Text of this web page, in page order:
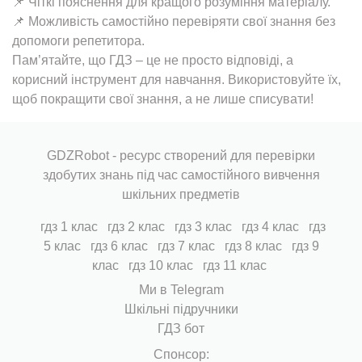
📌 Можливість самостійно перевіряти свої знання без
допомоги репетитора.
Пам’ятайте, що ГДЗ – це не просто відповіді, а
корисний інструмент для навчання. Використовуйте їх,
щоб покращити свої знання, а не лише списувати!
GDZRobot - ресурс створений для перевірки
здобутих знань під час самостійного вивчення
шкільних предметів
гдз 1 клас гдз 2 клас гдз 3 клас гдз 4 клас
гдз
5 клас
гдз 6 клас гдз 7 клас гдз 8 клас
гдз 9
клас
гдз 10 клас
гдз 11 клас
Ми в Telegram
Шкільні підручники
ГДЗ бот
Cпонсор: